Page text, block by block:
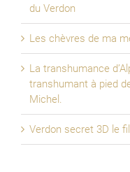
du Verdon
Les chèvres de ma
La transhumance
transhumant à pied
Michel.
Verdon secret 3D le